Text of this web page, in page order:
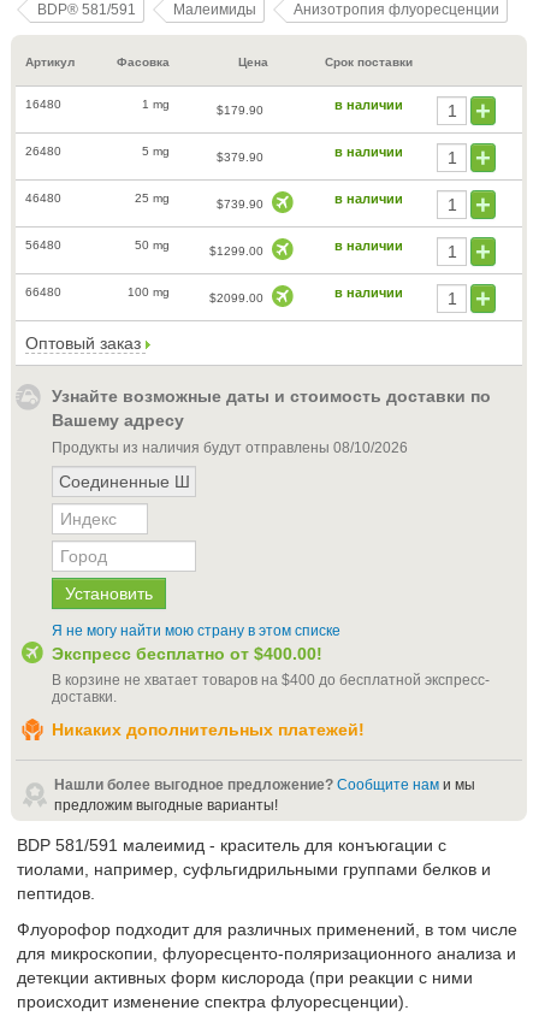
BDP® 581/591 Малеимиды Анизотропия флуоресценции
Артикул Фасовка Цена Срок поставки
16480 1 mg $179.90 в наличии
26480 5 mg $379.90 в наличии
46480 25 mg $739.90 в наличии
56480 50 mg $1299.00 в наличии
66480 100 mg $2099.00 в наличии
Оптовый заказ
Узнайте возможные даты и стоимость доставки по
Вашему адресу
Продукты из наличия будут отправлены 08/10/2026
Я не могу найти мою страну в этом списке
Экспресс бесплатно от $400.00!
В корзине не хватает товаров на $400 до бесплатной экспресс-
доставки.
Никаких дополнительных платежей!
Нашли более выгодное предложение? Сообщите нам и мы
предложим выгодные варианты!
BDP 581/591 малеимид - краситель для конъюгации с
тиолами, например, суфльгидрильными группами белков и
пептидов.
Флуорофор подходит для различных применений, в том числе
для микроскопии, флуоресценто-поляризационного анализа и
детекции активных форм кислорода (при реакции с ними
происходит изменение спектра флуоресценции).